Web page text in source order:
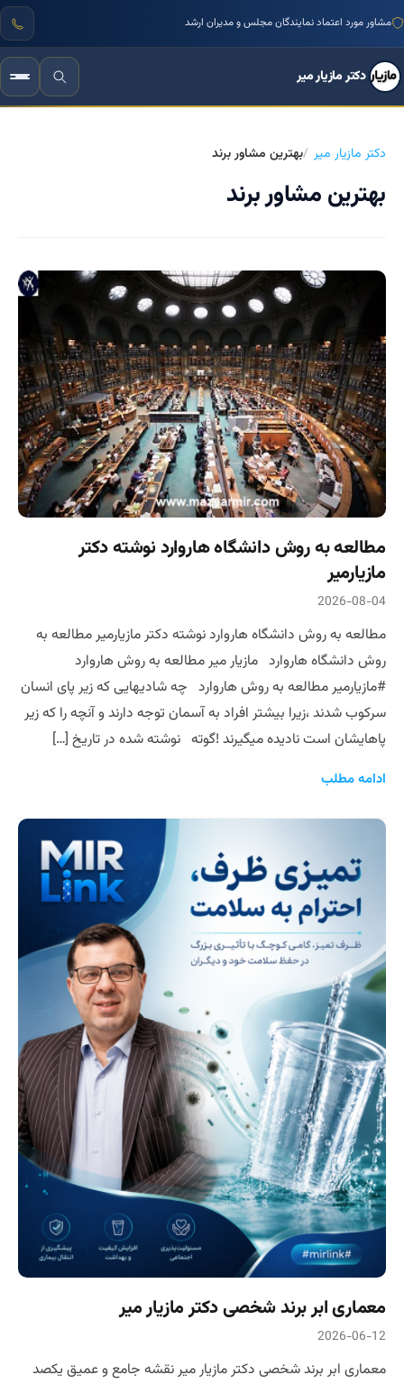
مشاور مورد اعتماد نمایندگان مجلس و مدیران ارشد
دکتر مازیار میر
دکتر مازیار میر بهترین مشاور برند
بهترین مشاور برند
مطالعه به روش دانشگاه هاروارد نوشته دکتر
مازیارمیر
2026-08-04
مطالعه به روش دانشگاه هاروارد نوشته دکتر مازیارمیر مطالعه به
روش دانشگاه هاروارد مازیار میر مطالعه به روش هاروارد
#مازیارمیر مطالعه به روش هاروارد چه شادیهایی که زیر پای انسان
سرکوب شدند ،زیرا بیشتر افراد به آسمان توجه دارند و آنچه را که زیر
پاهایشان است نادیده میگیرند !گوته نوشته شده در تاریخ […]
ادامه مطلب
معماری ابر‌ برند شخصی دکتر مازیار میر
2026-06-12
معماری ابر‌ برند شخصی دکتر مازیار میر نقشه جامع و عمیق یکصد